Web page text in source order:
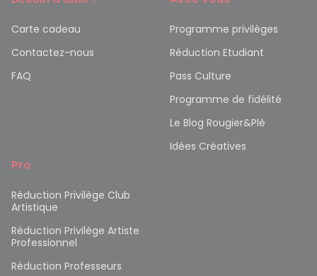
Carte cadeau
Contactez-nous
FAQ
Programme privilèges
Réduction Etudiant
Pass Culture
Programme de fidélité
Le Blog Rougier&Plé
Idées Créatives
Pro
Réduction Privilège Club
Artistique
Réduction Privilège Artiste
Professionnel
Réduction Professeurs